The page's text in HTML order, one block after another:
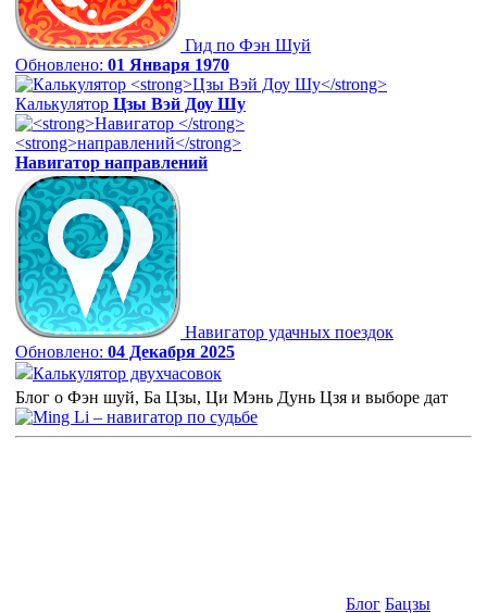
Гид по Фэн Шуй
Обновлено: 01 Января 1970
Калькулятор Цзы Вэй Доу Шу
Навигатор направлений
Навигатор удачных поездок
Обновлено: 04 Декабря 2025
Калькулятор двухчасовок
Блог о Фэн шуй, Ба Цзы, Ци Мэнь Дунь Цзя и выборе дат
Блог Бацзы